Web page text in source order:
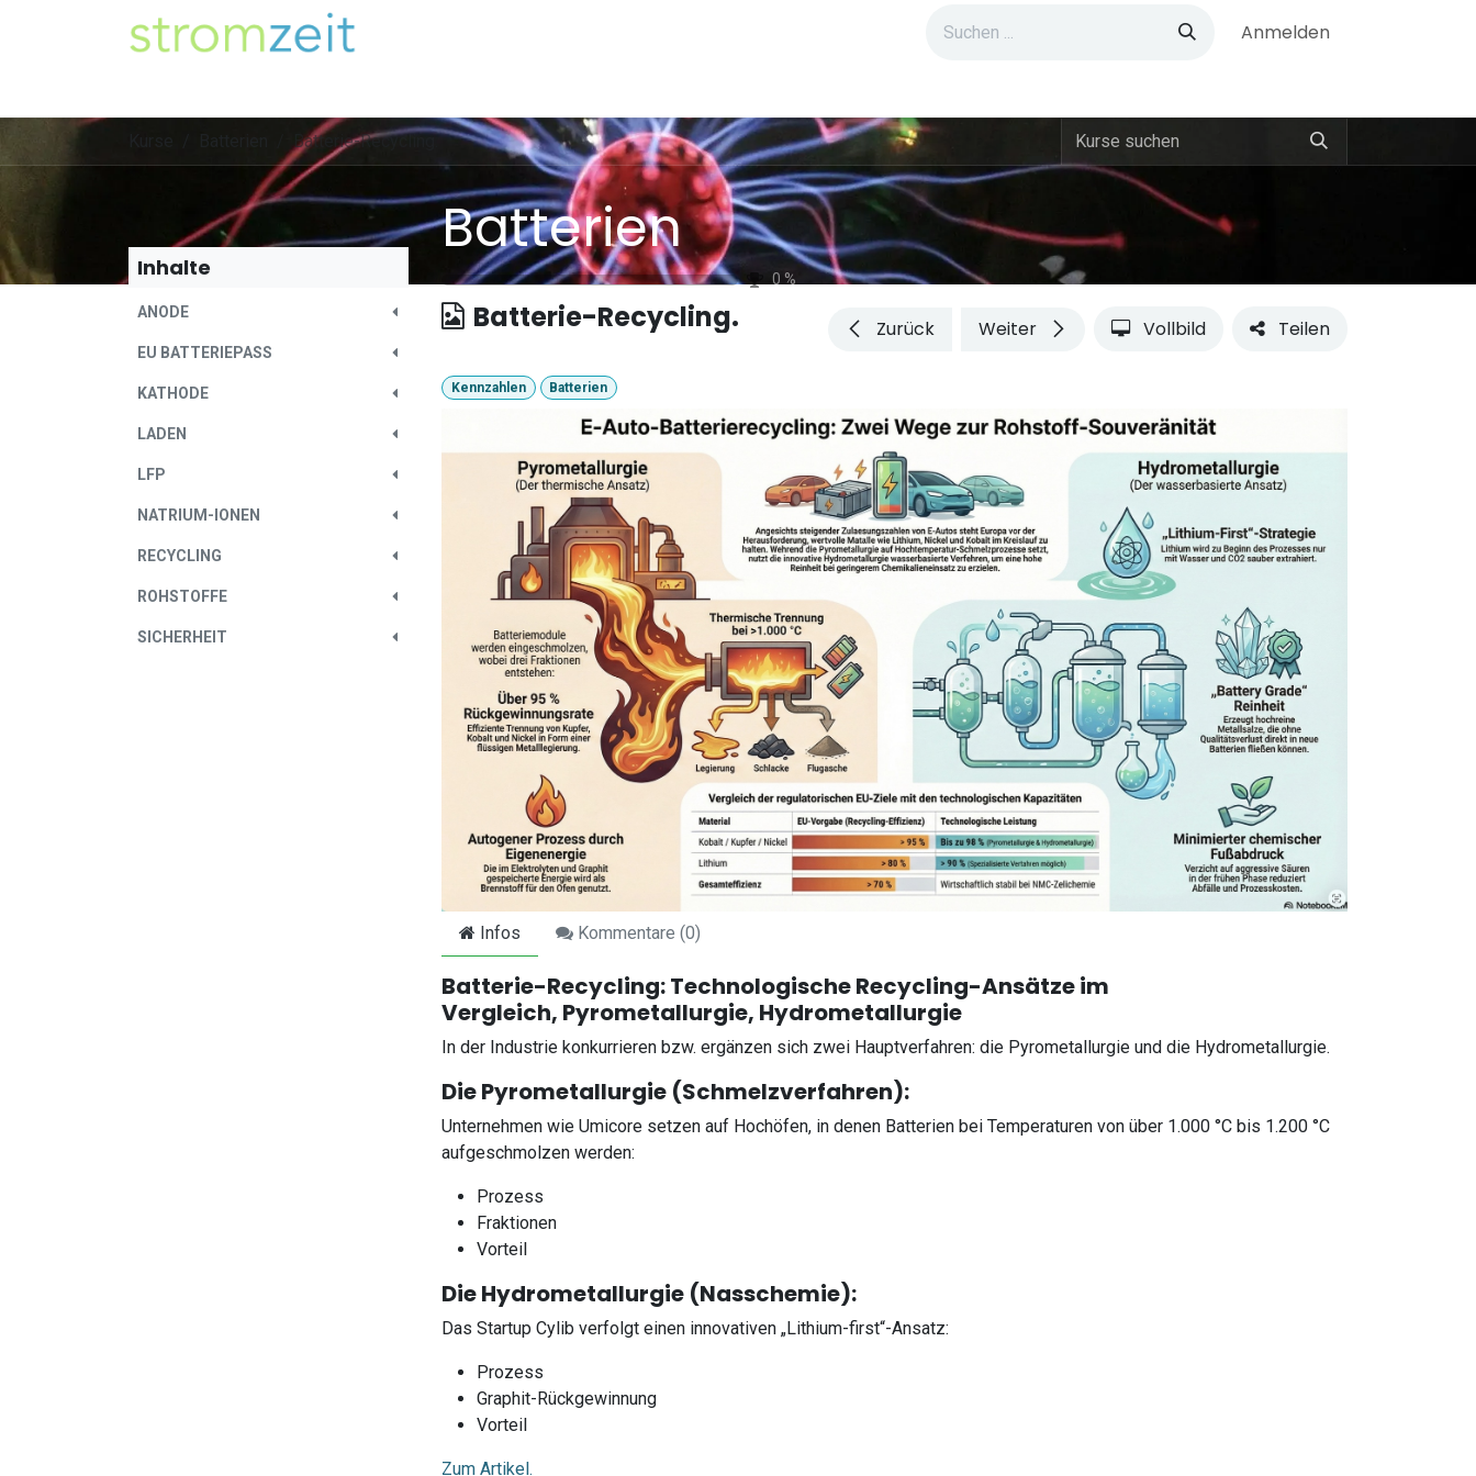
Zum Inhalt springen
Anmelden
Batterie-Recycling.
Batterien
0 %
Inhalte
ANODE
EU BATTERIEPASS
KATHODE
LADEN
LFP
NATRIUM-IONEN
RECYCLING
ROHSTOFFE
SICHERHEIT
Batterie-Recycling. Zurück Weiter Vollbild Teilen
Kennzahlen Batterien
Infos Kommentare (0)
Batterie-Recycling: Technologische Recycling-Ansätze im
Vergleich, Pyrometallurgie, Hydrometallurgie
In der Industrie konkurrieren bzw. ergänzen sich zwei Hauptverfahren: die Pyrometallurgie und die Hydrometallurgie.
Die Pyrometallurgie (Schmelzverfahren):
Unternehmen wie Umicore setzen auf Hochöfen, in denen Batterien bei Temperaturen von über 1.000 °C bis 1.200 °C
aufgeschmolzen werden:
Prozess
Fraktionen
Vorteil
Die Hydrometallurgie (Nasschemie):
Das Startup Cylib verfolgt einen innovativen „Lithium-first“-Ansatz:
Prozess
Graphit-Rückgewinnung
Vorteil
Zum Artikel.